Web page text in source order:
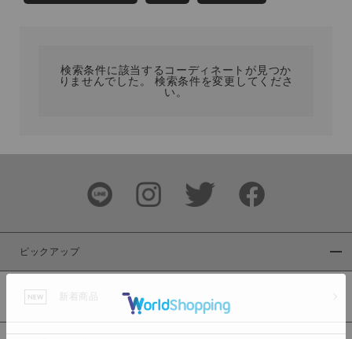
ブランド
カラー
検索条件に該当するコーディネートが見つか
りませんでした。 検索条件を変更してくださ
い。
ピックアップ
新着商品